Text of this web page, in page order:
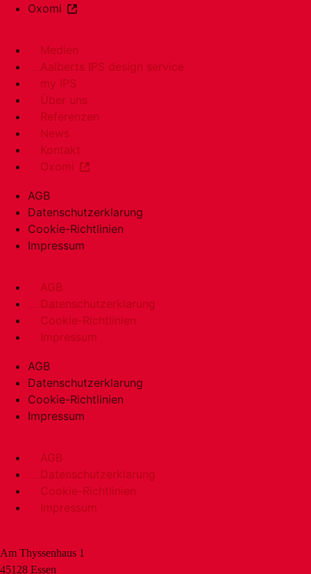
Oxomi
Medien
Aalberts IPS design service
my IPS
Über uns
Referenzen
News
Kontakt
Oxomi
AGB
Datenschutzerklarung
Cookie-Richtlinien
Impressum
AGB
Datenschutzerklarung
Cookie-Richtlinien
Impressum
AGB
Datenschutzerklarung
Cookie-Richtlinien
Impressum
AGB
Datenschutzerklarung
Cookie-Richtlinien
Impressum
Am Thyssenhaus 1
45128 Essen